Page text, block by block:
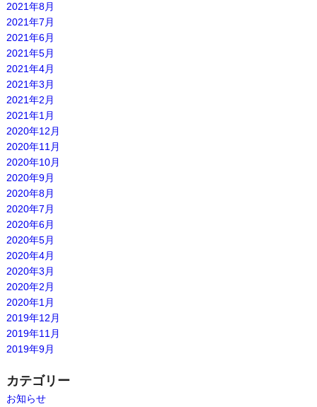
2021年8月
2021年7月
2021年6月
2021年5月
2021年4月
2021年3月
2021年2月
2021年1月
2020年12月
2020年11月
2020年10月
2020年9月
2020年8月
2020年7月
2020年6月
2020年5月
2020年4月
2020年3月
2020年2月
2020年1月
2019年12月
2019年11月
2019年9月
カテゴリー
お知らせ